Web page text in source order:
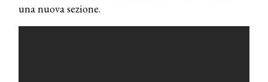
una nuova sezione.